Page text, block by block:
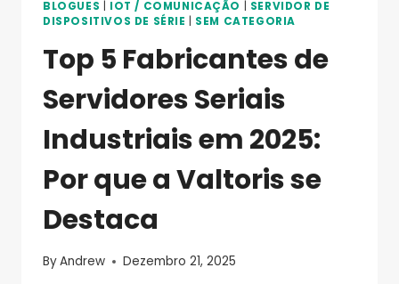
INTELIGENTES
BLOGUES IOT / COMUNICAÇÃO
SERVIDOR DE
DISPOSITIVOS DE SÉRIE
SEM CATEGORIA
Top 5 Fabricantes de
Servidores Seriais
Industriais em 2025:
Por que a Valtoris se
Destaca
ByAndrew Dezembro 21, 2025